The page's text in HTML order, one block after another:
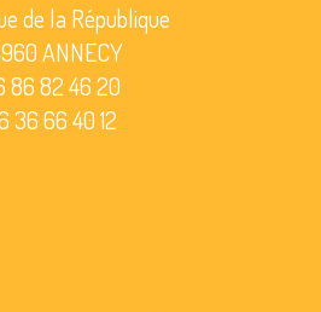
de la République
ANNECY
86 82 46 20
36 66 40 12